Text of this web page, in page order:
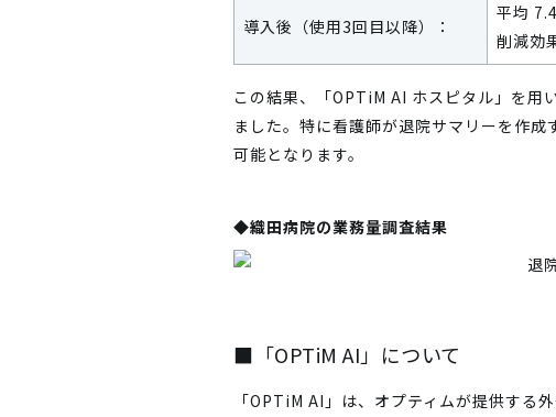
導入後（使用3回目以降）：
平均
削減効
この結果、「OPTiM AI ホスピタル」を用
ました。特に看護師が退院サマリーを作
可能となります。
◆織田病院の業務量調査結果
■「OPTiM AI」について
「OPTiM AI」は、オプティムが提供する